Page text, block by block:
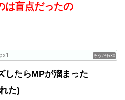
は盲点だったの
0
x1
したらMPが溜まった
た)